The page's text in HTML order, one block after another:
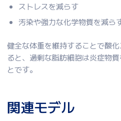
ストレスを減らす
汚染や強力な化学物質を減ら
健全な体重を維持することで酸
ると、過剰な脂肪細胞は炎症物
とです。
関連モデル